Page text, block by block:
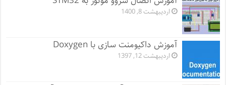
اردیبهشت 8, 1400
آموزش داکیومنت سازی با Doxygen
اردیبهشت 12, 1397